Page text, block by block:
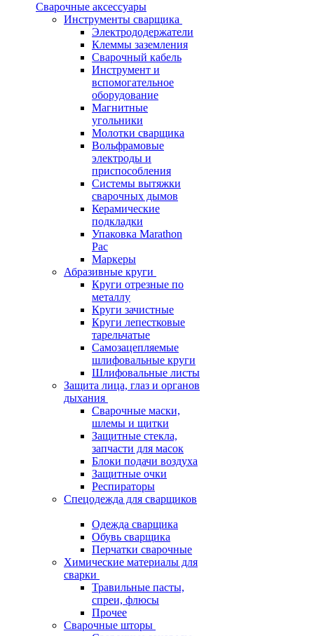
Сварочные аксессуары
Инструменты сварщика
Электрододержатели
Клеммы заземления
Сварочный кабель
Инструмент и
вспомогательное
оборудование
Магнитные
угольники
Молотки сварщика
Вольфрамовые
электроды и
приспособления
Системы вытяжки
сварочных дымов
Керамические
подкладки
Упаковка Marathon
Pac
Маркеры
Абразивные круги
Круги отрезные по
металлу
Круги зачистные
Круги лепестковые
тарельчатые
Самозацепляемые
шлифовальные круги
Шлифовальные листы
Защита лица, глаз и органов
дыхания
Сварочные маски,
шлемы и щитки
Защитные стекла,
запчасти для масок
Блоки подачи воздуха
Защитные очки
Респираторы
Спецодежда для сварщиков
Одежда сварщика
Обувь сварщика
Перчатки сварочные
Химические материалы для
сварки
Травильные пасты,
спреи, флюсы
Прочее
Сварочные шторы